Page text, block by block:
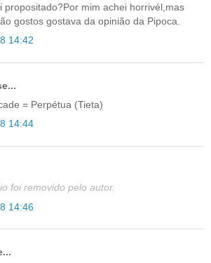
propositado?Por mim achei horrivél,mas
gostos gostava da opinião da Pipoca.
14:42
= Perpétua (Tieta)
14:44
foi removido pelo autor.
14:46